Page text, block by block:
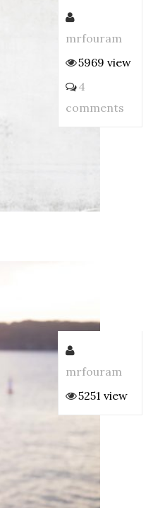
mrfouram
5969 view
4
comments
mrfouram
5251 view